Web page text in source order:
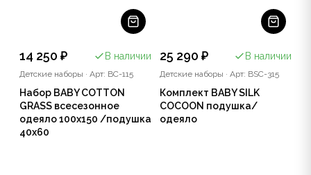
14 250 ₽ В наличии
Детские наборы · Арт: BC-115
Набор BABY COTTON
GRASS всесезонное
одеяло 100x150 /подушка
40x60
25 290 ₽ В наличии
Детские наборы · Арт: BSC-315
Комплект BABY SILK
COCOON подушка/
одеяло